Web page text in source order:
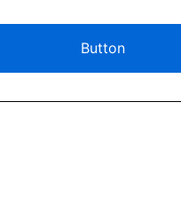
Button